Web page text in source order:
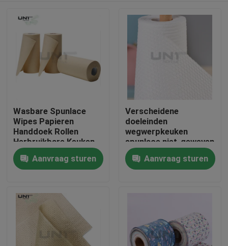
Producten
Wasbare Spunlace
Wipes Papieren
Handdoek Rollen
Herbruikbare Keuken
Reinigingsdoeken
130gmAanvraag sturen
Verscheidene
doeleinden
wegwerpkeuken
spunlace niet-geweven
stof printpatroon
papieren handdoek
Aanvraag sturen